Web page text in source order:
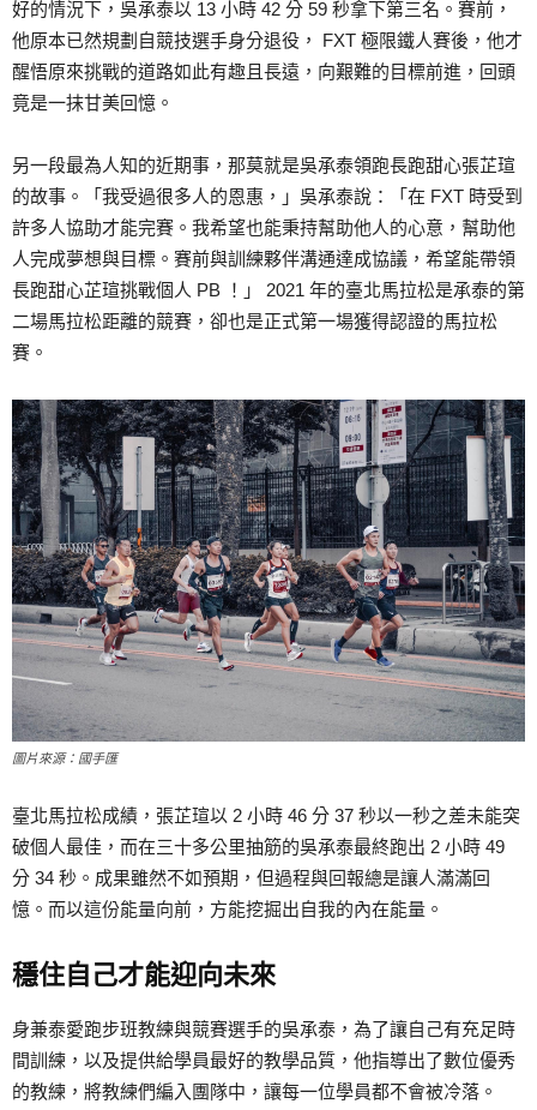
好的情況下，吳承泰以 13 小時 42 分 59 秒拿下第三名。賽前，
他原本已然規劃自競技選手身分退役， FXT 極限鐵人賽後，他才
醒悟原來挑戰的道路如此有趣且長遠，向艱難的目標前進，回頭
竟是一抹甘美回憶。
另一段最為人知的近期事，那莫就是吳承泰領跑長跑甜心張芷瑄
的故事。「我受過很多人的恩惠，」吳承泰說：「在 FXT 時受到
許多人協助才能完賽。我希望也能秉持幫助他人的心意，幫助他
人完成夢想與目標。賽前與訓練夥伴溝通達成協議，希望能帶領
長跑甜心芷瑄挑戰個人 PB ！」 2021 年的臺北馬拉松是承泰的第
二場馬拉松距離的競賽，卻也是正式第一場獲得認證的馬拉松
賽。
圖片來源：國手匯
臺北馬拉松成績，張芷瑄以 2 小時 46 分 37 秒以一秒之差未能突
破個人最佳，而在三十多公里抽筋的吳承泰最終跑出 2 小時 49
分 34 秒。成果雖然不如預期，但過程與回報總是讓人滿滿回
憶。而以這份能量向前，方能挖掘出自我的內在能量。
穩住自己才能迎向未來
身兼泰愛跑步班教練與競賽選手的吳承泰，為了讓自己有充足時
間訓練，以及提供給學員最好的教學品質，他指導出了數位優秀
的教練，將教練們編入團隊中，讓每一位學員都不會被冷落。